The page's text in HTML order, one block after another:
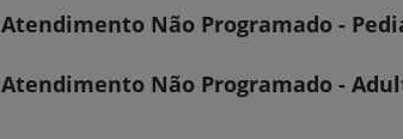
Atendimento Não Programado -
Atendimento Não Programado -